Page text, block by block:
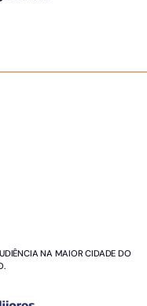
NA MAIOR CIDADE DO